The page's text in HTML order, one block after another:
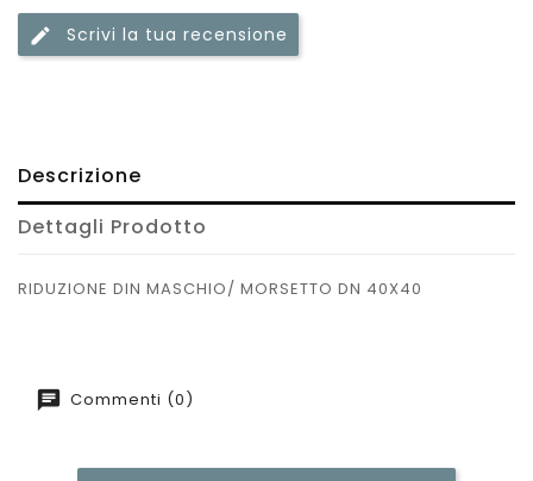
Scrivi la tua recensione
Descrizione
Dettagli Prodotto
RIDUZIONE DIN MASCHIO/ MORSETTO DN 40X40
Commenti (0)